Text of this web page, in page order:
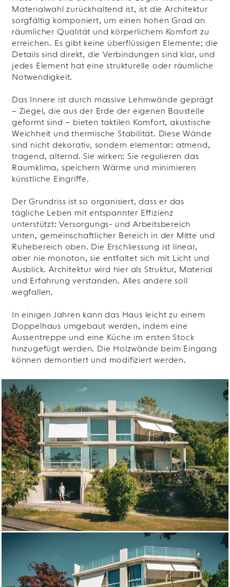
Materialwahl zurückhaltend ist, ist die Architektur
sorgfältig komponiert, um einen hohen Grad an
räumlicher Qualität und körperlichem Komfort zu
erreichen. Es gibt keine überflüssigen Elemente; die
Details sind direkt, die Verbindungen sind klar, und
jedes Element hat eine strukturelle oder räumliche
Notwendigkeit.
Das Innere ist durch massive Lehmwände geprägt
– Ziegel, die aus der Erde der eigenen Baustelle
geformt sind – bieten taktilen Komfort, akustische
Weichheit und thermische Stabilität. Diese Wände
sind nicht dekorativ, sondern elementar: atmend,
tragend, alternd. Sie wirken: Sie regulieren das
Raumklima, speichern Wärme und minimieren
künstliche Eingriffe.
Der Grundriss ist so organisiert, dass er das
tägliche Leben mit entspannter Effizienz
unterstützt: Versorgungs- und Arbeitsbereich
unten, gemeinschaftlicher Bereich in der Mitte und
Ruhebereich oben. Die Erschliessung ist linear,
aber nie monoton, sie entfaltet sich mit Licht und
Ausblick. Architektur wird hier als Struktur, Material
und Erfahrung verstanden. Alles andere soll
wegfallen.
In einigen Jahren kann das Haus leicht zu einem
Doppelhaus umgebaut werden, indem eine
Aussentreppe und eine Küche im ersten Stock
hinzugefügt werden. Die Holzwände beim Eingang
können demontiert und modifiziert werden.